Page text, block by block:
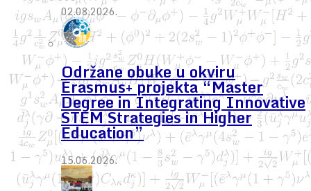
02.08.2026.
Održane obuke u okviru
Erasmus+ projekta “Master
Degree in Integrating Innovative
STEM Strategies in Higher
Education”
15.06.2026.